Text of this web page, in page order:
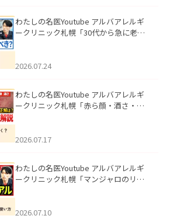
わたしの名医Youtube アルバアレルギ
ークリニック札幌「30代から急に老け
た。
2026.07.24
わたしの名医Youtube アルバアレルギ
ークリニック札幌「赤ら顔・酒さ・ニ
した。
2026.07.17
わたしの名医Youtube アルバアレルギ
ークリニック札幌「マンジャロのリア
た。
2026.07.10